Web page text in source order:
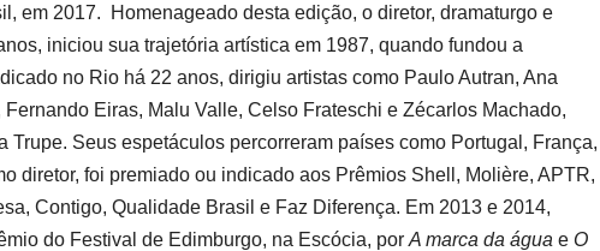
em 2017. Homenageado desta edição, o diretor, dramaturgo e
iniciou sua trajetória artística em 1987, quando fundou a
no Rio há 22 anos, dirigiu artistas como Paulo Autran, Ana
Eiras, Malu Valle, Celso Frateschi e Zécarlos Machado,
Trupe. Seus espetáculos percorreram países como Portugal, França,
diretor, foi premiado ou indicado aos Prêmios Shell, Molière, APTR,
Contigo, Qualidade Brasil e Faz Diferença. Em 2013 e 2014,
do Festival de Edimburgo, na Escócia, por A marca da água e O